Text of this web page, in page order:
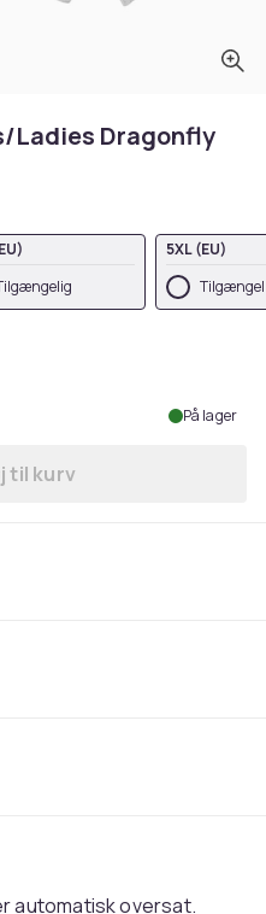
Ladies Dragonfly
5XL (EU)
På lager
Gilmore Girls
til kurv
automatisk oversat.